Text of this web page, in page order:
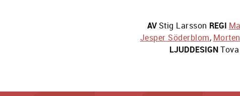
AV Stig Larsson REGI
Jesper Söderblom,
LJUDDESIGN